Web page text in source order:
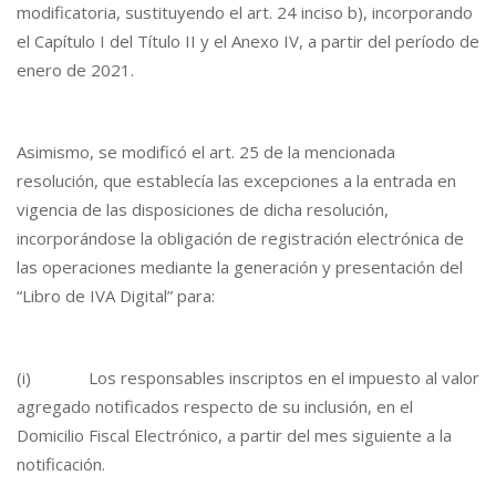
modificatoria, sustituyendo el art. 24 inciso b), incorporando
el Capítulo I del Título II y el Anexo IV, a partir del período de
enero de 2021.
Asimismo, se modificó el art. 25 de la mencionada
resolución, que establecía las excepciones a la entrada en
vigencia de las disposiciones de dicha resolución,
incorporándose la obligación de registración electrónica de
las operaciones mediante la generación y presentación del
“Libro de IVA Digital” para:
(i) Los responsables inscriptos en el impuesto al valor
agregado notificados respecto de su inclusión, en el
Domicilio Fiscal Electrónico, a partir del mes siguiente a la
notificación.